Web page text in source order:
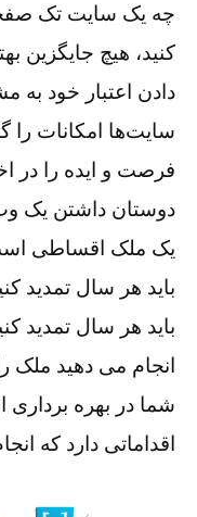
چه یک سایت تک
کنید، هیچ
دادن اعتبار خود به
سایت‌ها امکانات را
فرصت و ایده را در
دوستان داشتن یک
یک ملک اقساطی
باید هر سال تمدید
باید هر سال تمدید
انجام می دهید ملک
شما در بهره برداری
اقداماتی دارد که